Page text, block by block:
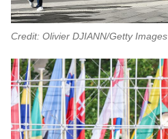
Credit: Olivier DJIANN/Getty Images